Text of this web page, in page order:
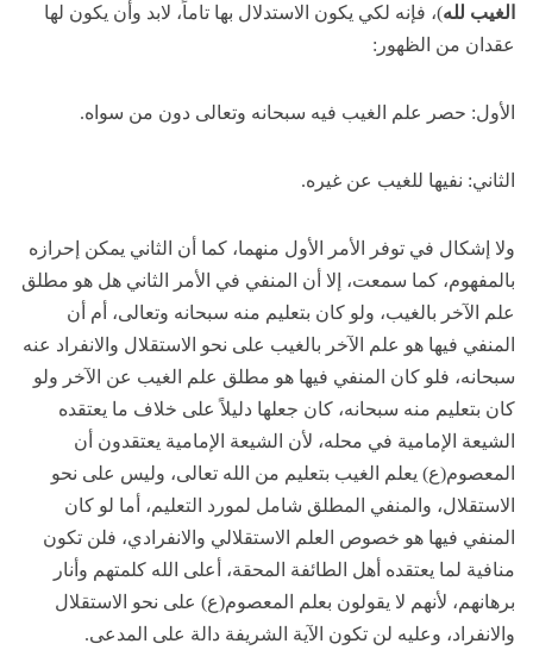
الغيب لله)، فإنه لكي يكون الاستدلال بها تاماً، لابد وأن يكون لها
عقدان من الظهور:
الأول: حصر علم الغيب فيه سبحانه وتعالى دون من سواه.
الثاني: نفيها للغيب عن غيره.
ولا إشكال في توفر الأمر الأول منهما، كما أن الثاني يمكن إحرازه
بالمفهوم، كما سمعت، إلا أن المنفي في الأمر الثاني هل هو مطلق
علم الآخر بالغيب، ولو كان بتعليم منه سبحانه وتعالى، أم أن
المنفي فيها هو علم الآخر بالغيب على نحو الاستقلال والانفراد عنه
سبحانه، فلو كان المنفي فيها هو مطلق علم الغيب عن الآخر ولو
كان بتعليم منه سبحانه، كان جعلها دليلاً على خلاف ما يعتقده
الشيعة الإمامية في محله، لأن الشيعة الإمامية يعتقدون أن
المعصوم(ع) يعلم الغيب بتعليم من الله تعالى، وليس على نحو
الاستقلال، والمنفي المطلق شامل لمورد التعليم، أما لو كان
المنفي فيها هو خصوص العلم الاستقلالي والانفرادي، فلن تكون
منافية لما يعتقده أهل الطائفة المحقة، أعلى الله كلمتهم وأنار
برهانهم، لأنهم لا يقولون بعلم المعصوم(ع) على نحو الاستقلال
والانفراد، وعليه لن تكون الآية الشريفة دالة على المدعى.